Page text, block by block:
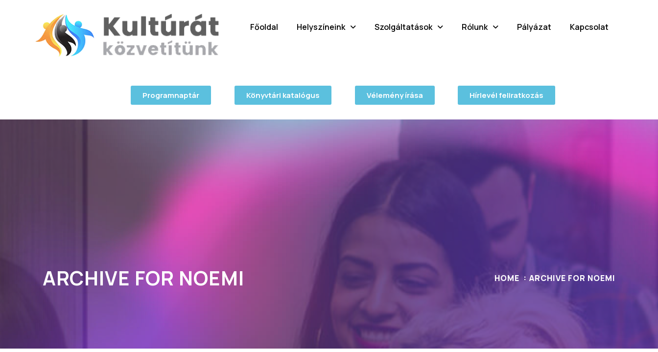
Főoldal Helyszíneink Szolgáltatások Rólunk Pályázat Kapcsolat
Programnaptár Könyvtári katalógus Vélemény írása Hírlevél feliratkozás
ARCHIVE FOR NOEMI HOME ARCHIVE FOR NOEMI